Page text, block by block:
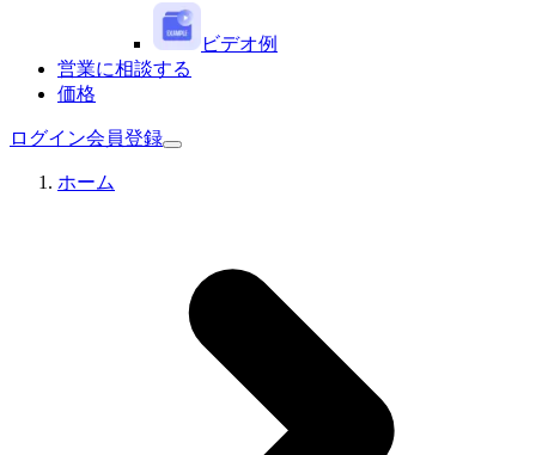
ビデオ例
営業に相談する
価格
ログイン会員登録
ホーム